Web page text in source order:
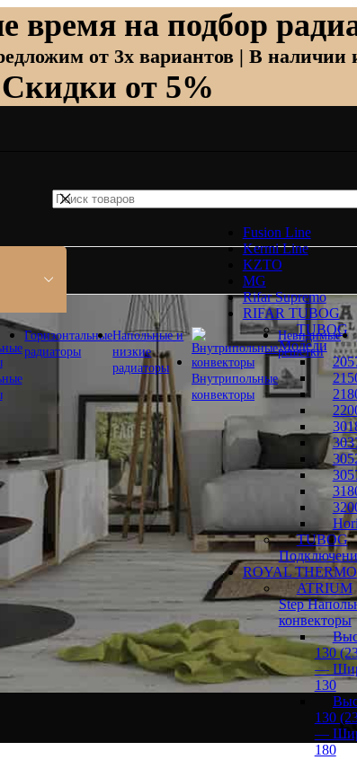
на подбор
от 3х вариантов | В наличии
Скидки от 5%
Fusion Line
Kermi Line
KZTO
MG
Rifar Supremo
RIFAR TUBOG
TUBOG
Модели
TUBOG
ROYAL THERMO
ATRIUM
Step
конвекторы
130
—
130
130
—
180
Горизонтальные
радиаторы
Напольные и
низкие
радиаторы
Внутрипольные
конвекторы
Невидимые
решетки